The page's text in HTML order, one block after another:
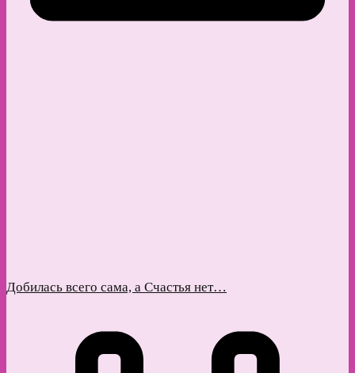
Добилась всего сама, а Счастья нет…